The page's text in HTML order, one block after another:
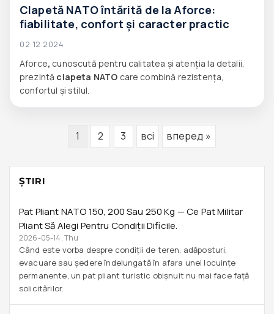
Clapetă NATO întărită de la Aforce:
fiabilitate, confort și caracter practic
02 12 2024
Aforce, cunoscută pentru calitatea și atenția la detalii,
prezintă clapeta NATO care combină rezistența,
confortul și stilul.
1 2 3 всі вперед »
ŞTIRI
Pat Pliant NATO 150, 200 Sau 250 Kg — Ce Pat Militar
Pliant Să Alegi Pentru Condiții Dificile.
2026-05-14, Thu
Când este vorba despre condiții de teren, adăposturi,
evacuare sau ședere îndelungată în afara unei locuințe
permanente, un pat pliant turistic obișnuit nu mai face față
solicitărilor.